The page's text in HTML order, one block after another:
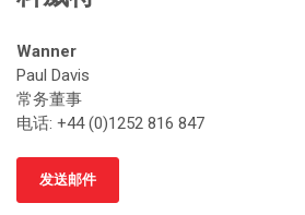
Wanner
Paul Davis
常务董事
电话: +44 (0)1252 816 847
发送邮件